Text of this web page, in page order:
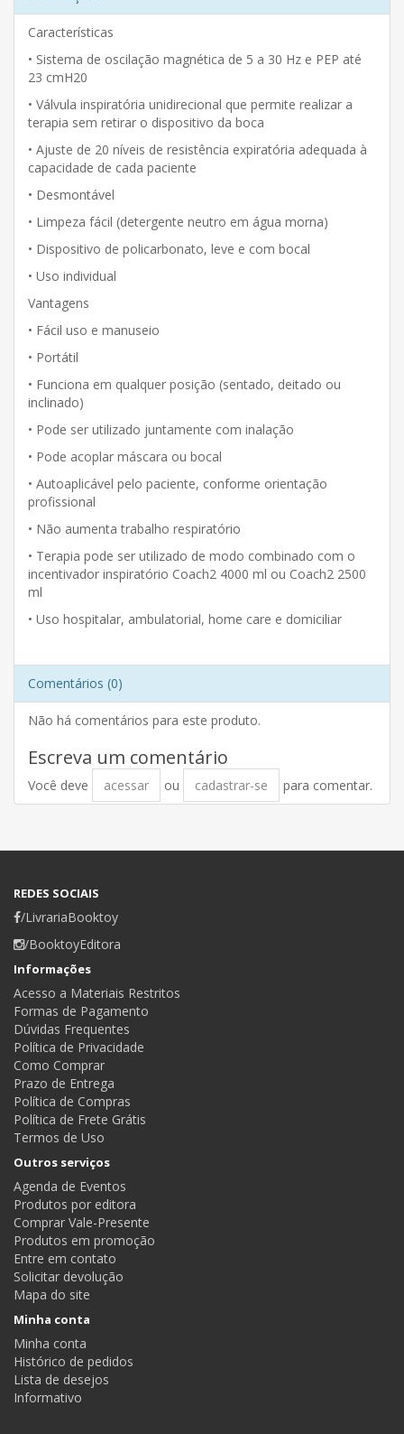
Características
• Sistema de oscilação magnética de 5 a 30 Hz e PEP até
23 cmH20
• Válvula inspiratória unidirecional que permite realizar a
terapia sem retirar o dispositivo da boca
• Ajuste de 20 níveis de resistência expiratória adequada à
capacidade de cada paciente
• Desmontável
• Limpeza fácil (detergente neutro em água morna)
• Dispositivo de policarbonato, leve e com bocal
• Uso individual
Vantagens
• Fácil uso e manuseio
• Portátil
• Funciona em qualquer posição (sentado, deitado ou
inclinado)
• Pode ser utilizado juntamente com inalação
• Pode acoplar máscara ou bocal
• Autoaplicável pelo paciente, conforme orientação
profissional
• Não aumenta trabalho respiratório
• Terapia pode ser utilizado de modo combinado com o
incentivador inspiratório Coach2 4000 ml ou Coach2 2500
ml
• Uso hospitalar, ambulatorial, home care e domiciliar
Comentários (0)
Não há comentários para este produto.
Escreva um comentário
Você deve acessar ou cadastrar-se para comentar.
REDES SOCIAIS
/LivrariaBooktoy
/BooktoyEditora
Informações
Acesso a Materiais Restritos
Formas de Pagamento
Dúvidas Frequentes
Política de Privacidade
Como Comprar
Prazo de Entrega
Política de Compras
Política de Frete Grátis
Termos de Uso
Outros serviços
Agenda de Eventos
Produtos por editora
Comprar Vale-Presente
Produtos em promoção
Entre em contato
Solicitar devolução
Mapa do site
Minha conta
Minha conta
Histórico de pedidos
Lista de desejos
Informativo